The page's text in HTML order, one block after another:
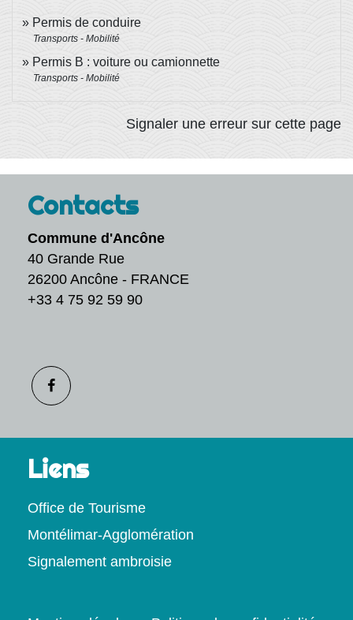
Permis de conduire
Transports - Mobilité
Permis B : voiture ou camionnette
Transports - Mobilité
Signaler une erreur sur cette page
Contacts
Commune d'Ancône
40 Grande Rue
26200 Ancône - FRANCE
+33 4 75 92 59 90
Liens
Office de Tourisme
Montélimar-Agglomération
Signalement ambroisie